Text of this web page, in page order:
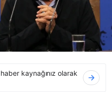
kaynağınız olarak